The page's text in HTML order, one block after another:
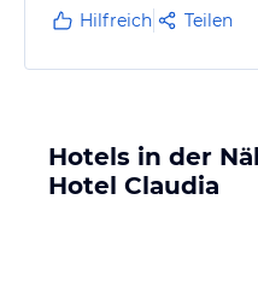
spitzbübische Betreuung
Hilfreich Teilen
Hotels in der
Hotel Claudia